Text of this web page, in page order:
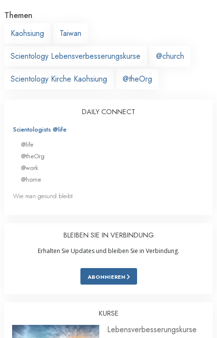
Themen
Kaohsiung
Taiwan
Scientology Lebensverbesserungskurse @church
Scientology Kirche Kaohsiung @theOrg
DAILY CONNECT
Scientologists @life
@life
@theOrg
@work
@home
Wie man gesund bleibt
BLEIBEN SIE IN VERBINDUNG
Erhalten Sie Updates und bleiben Sie in Verbindung.
ABONNIEREN
KURSE
Lebensverbesserungskurse